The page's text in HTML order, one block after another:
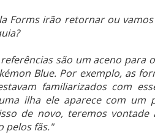
Forms irão retornar ou
referências são um aceno
Blue. Por exemplo, as
familiarizados com
ilha ele aparece com um
de novo, teremos
pelos fãs."